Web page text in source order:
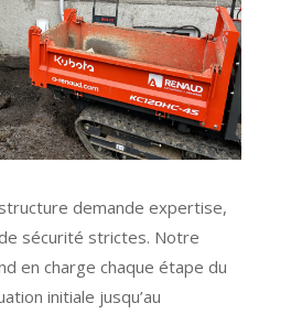
demande expertise,
sécurité strictes. Notre
en charge chaque étape du
initiale jusqu’au